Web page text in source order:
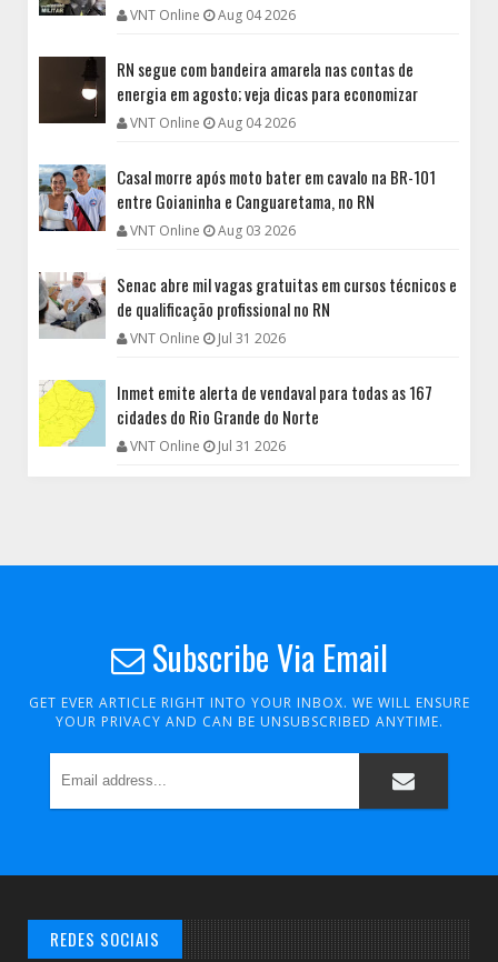
VNT Online Aug 04 2026
RN segue com bandeira amarela nas contas de
energia em agosto; veja dicas para economizar
VNT Online Aug 04 2026
Casal morre após moto bater em cavalo na BR-101
entre Goianinha e Canguaretama, no RN
VNT Online Aug 03 2026
Senac abre mil vagas gratuitas em cursos técnicos e
de qualificação profissional no RN
VNT Online Jul 31 2026
Inmet emite alerta de vendaval para todas as 167
cidades do Rio Grande do Norte
VNT Online Jul 31 2026
Subscribe Via Email
GET EVER ARTICLE RIGHT INTO YOUR INBOX. WE WILL ENSURE
YOUR PRIVACY AND CAN BE UNSUBSCRIBED ANYTIME.
REDES SOCIAIS